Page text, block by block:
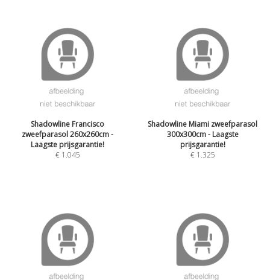
Shadowline Francisco
zweefparasol 260x260cm -
Laagste prijsgarantie!
€ 1.045
Shadowline Miami zweefparasol
300x300cm - Laagste
prijsgarantie!
€ 1.325